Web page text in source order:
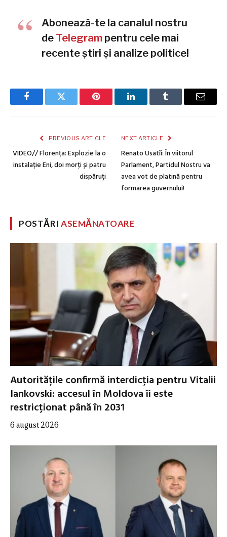
Abonează-te la canalul nostru
de Telegram pentru cele mai
recente știri și analize politice!
FacebookTwitter Pinterest LinkedInTumblr Email
PREVIOUS ARTICLE
VIDEO// Florența: Explozie la o
instalație Eni, doi morți și patru
dispăruți
NEXT ARTICLE
Renato Usatîi: În viitorul
Parlament, Partidul Nostru va
avea vot de platină pentru
formarea guvernului!
POSTĂRIASEMĂNATOARE
Autoritățile confirmă interdicția pentru Vitalii
Iankovski: accesul în Moldova îi este
restricționat până în 2031
6 august 2026